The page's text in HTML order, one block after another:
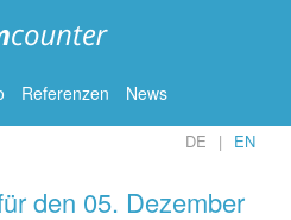
Referenzen News
DE EN
den 05. Dezember